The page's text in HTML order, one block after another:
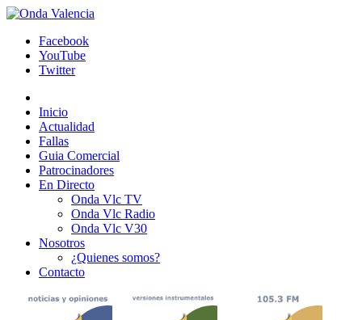
Facebook
YouTube
Twitter
Inicio
Actualidad
Fallas
Guia Comercial
Patrocinadores
En Directo
Onda Vlc TV
Onda Vlc Radio
Onda Vlc V30
Nosotros
¿Quienes somos?
Contacto